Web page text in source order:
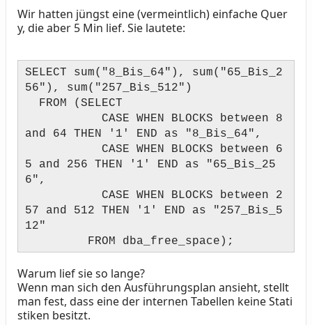
Text
Wir hatten jüngst eine (vermeintlich) einfache Quer
y, die aber 5 Min lief. Sie lautete:
SELECT sum("8_Bis_64"), sum("65_Bis_2
56"), sum("257_Bis_512")
FROM (SELECT
CASE WHEN BLOCKS between 8
and 64 THEN '1' END as "8_Bis_64",
CASE WHEN BLOCKS between 6
5 and 256 THEN '1' END as "65_Bis_25
6",
CASE WHEN BLOCKS between 2
57 and 512 THEN '1' END as "257_Bis_5
12"
FROM dba_free_space);
Warum lief sie so lange?
Wenn man sich den Ausführungsplan ansieht, stellt
man fest, dass eine der internen Tabellen keine Stati
stiken besitzt.